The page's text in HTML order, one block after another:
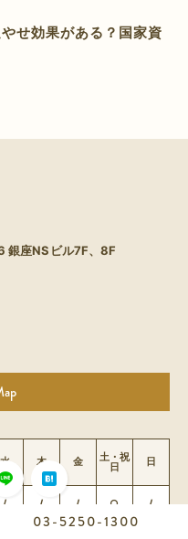
せ効果がある？国家資
03-5250-1300
銀座NSビル7F、8F
水 木 金 土・祝
日 日
/ / / ○ /